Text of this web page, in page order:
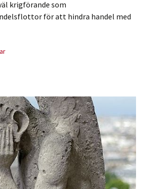
krigförande som
för att hindra handel med